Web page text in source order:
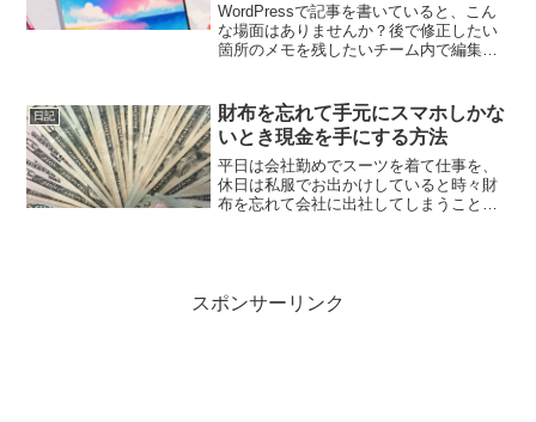
WordPressで記事を書いていると、こん
な場面はありませんか？後で修正したい
箇所のメモを残したいチーム内で編集意
コメント（<!-- -->）ではソースを見れ
ば...
日記
財布を忘れて手元にスマホしかな
いとき現金を手にする方法
平日は会社勤めでスーツを着て仕事を、
休日は私服でお出かけしていると時々財
布を忘れて会社に出社してしまうことが
スポンサーリンク